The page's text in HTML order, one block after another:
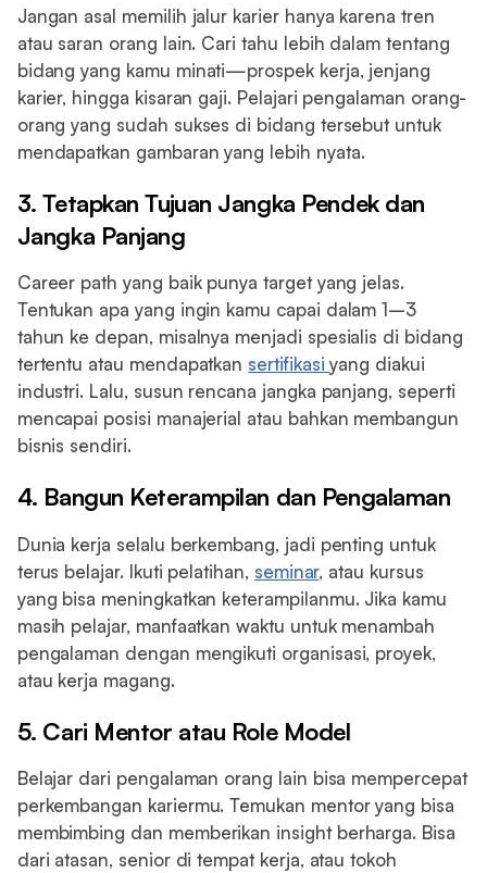
Jangan asal memilih jalur karier hanya karena tren
atau saran orang lain. Cari tahu lebih dalam tentang
bidang yang kamu minati—prospek kerja, jenjang
karier, hingga kisaran gaji. Pelajari pengalaman orang-
orang yang sudah sukses di bidang tersebut untuk
mendapatkan gambaran yang lebih nyata.
3. Tetapkan Tujuan Jangka Pendek dan
Jangka Panjang
Career path yang baik punya target yang jelas.
Tentukan apa yang ingin kamu capai dalam 1–3
tahun ke depan, misalnya menjadi spesialis di bidang
tertentu atau mendapatkan sertifikasiyang diakui
industri. Lalu, susun rencana jangka panjang, seperti
mencapai posisi manajerial atau bahkan membangun
bisnis sendiri.
4. Bangun Keterampilan dan Pengalaman
Dunia kerja selalu berkembang, jadi penting untuk
terus belajar. Ikuti pelatihan, seminar, atau kursus
yang bisa meningkatkan keterampilanmu. Jika kamu
masih pelajar, manfaatkan waktu untuk menambah
pengalaman dengan mengikuti organisasi, proyek,
atau kerja magang.
5. Cari Mentor atau Role Model
Belajar dari pengalaman orang lain bisa mempercepat
perkembangan kariermu. Temukan mentor yang bisa
membimbing dan memberikan insight berharga. Bisa
dari atasan, senior di tempat kerja, atau tokoh